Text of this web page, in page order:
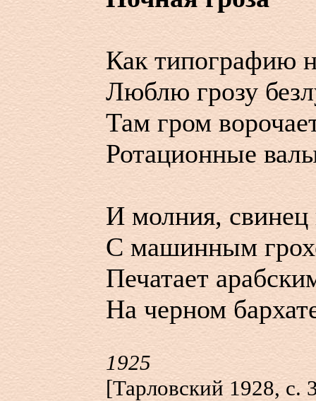
Как типографию
Люблю грозу
Там гром
Ротационные
И молния, свинец
С машинным
Печатает
На черном
1925
[Тарловский 1928, с.